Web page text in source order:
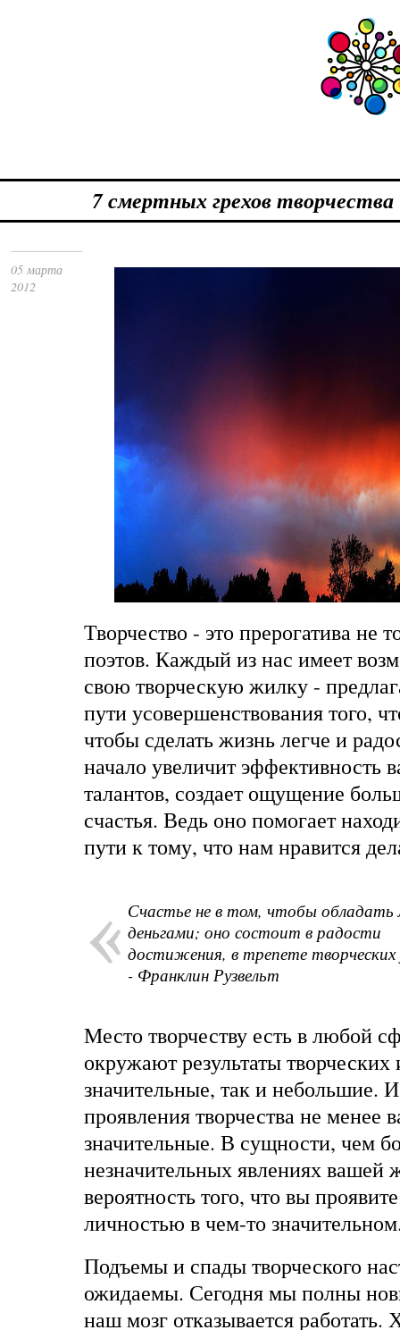
7 смертных грехов творчества
05 марта
2012
Творчество - это прерогатива не
поэтов. Каждый из нас имеет
свою творческую жилку -
пути усовершенствования того,
чтобы сделать жизнь легче и
начало увеличит эффективность
талантов, создает ощущение
счастья. Ведь оно помогает
пути к тому, что нам нравится
Счастье не в том, чтобы обладать
деньгами; оно состоит в радости
достижения, в трепете творческих
- Франклин Рузвельт
Место творчеству есть в любой
окружают результаты творческих
значительные, так и небольшие.
проявления творчества не менее
значительные. В сущности, чем
незначительных явлениях
вероятность того, что вы
личностью в чем-то
Подъемы и спады творческого
ожидаемы. Сегодня мы полны
наш мозг отказывается работать.